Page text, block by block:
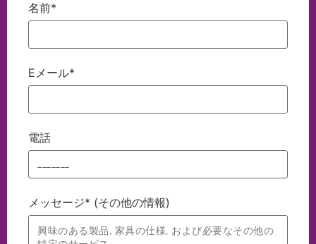
名前*
Eメール*
電話
メッセージ* (その他の情報)